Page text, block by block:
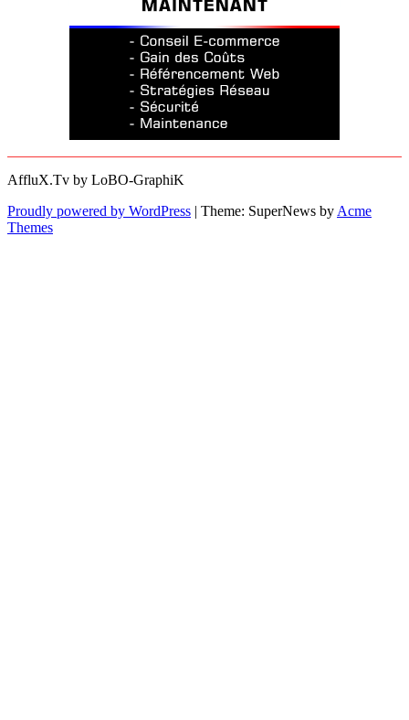
AffluX.Tv by LoBO-GraphiK
Proudly powered by WordPress | Theme: SuperNews by Acme
Themes